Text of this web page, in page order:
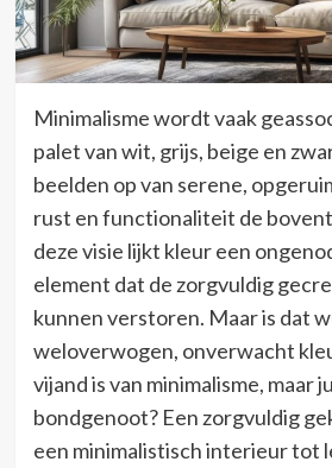
Minimalisme wordt vaak
palet van wit, grijs, beige en
beelden op van serene,
rust en functionaliteit de
deze visie lijkt kleur een
element dat de zorgvuldig
kunnen verstoren. Maar is dat
weloverwogen, onverwacht
vijand is van minimalisme, maar
bondgenoot? Een zorgvuldig
een minimalistisch interieur tot